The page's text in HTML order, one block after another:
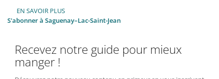
EN SAVOIR PLUS
ANDREA
NUTRITIONNISTE
DIÉTÉTISTE
S'abonner à Saguenay–Lac-Saint-Jean
Recevez notre guide pour mieux
manger !